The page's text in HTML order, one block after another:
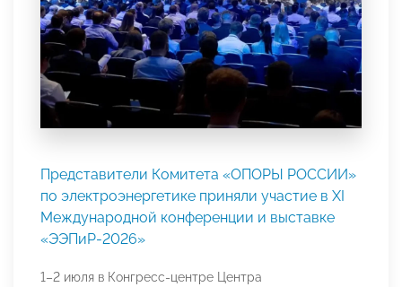
Представители Комитета «ОПОРЫ РОССИИ»
по электроэнергетике приняли участие в XI
Международной конференции и выставке
«ЭЭПиР-2026»
1–2 июля в Конгресс-центре Центра